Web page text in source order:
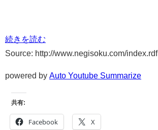
続きを読む
Source: http://www.negisoku.com/index.rdf
powered by Auto Youtube Summarize
共有:
Facebook X